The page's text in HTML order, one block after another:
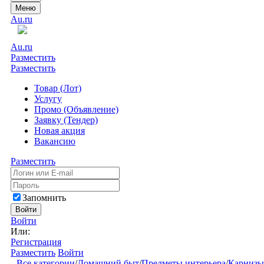
Меню
Au.ru
Au.ru
Разместить
Разместить
Товар (Лот)
Услугу
Промо (Объявление)
Заявку (Тендер)
Новая акция
Вакансию
Разместить
Запомнить
Войти
Войти
Или:
Регистрация
Разместить Войти